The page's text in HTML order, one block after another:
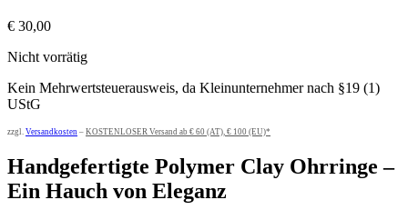
€ 30,00
Nicht vorrätig
Kein Mehrwertsteuerausweis, da Kleinunternehmer nach §19 (1)
UStG
zzgl. Versandkosten – KOSTENLOSER Versand ab € 60 (AT), € 100 (EU)*
Handgefertigte Polymer Clay Ohrringe –
Ein Hauch von Eleganz